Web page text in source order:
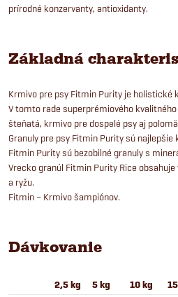
prírodné konzervanty, antioxidanty.
Základná
Krmivo pre psy Fitmin Purity je holistické
V tomto rade superprémiového
šteňatá, krmivo pre dospelé psy aj
Granuly pre psy Fitmin Purity sú
Fitmin Purity sú bezobilné granuly s
Vrecko granúl Fitmin Purity Rice
a ryžu.
Fitmin – Krmivo šampiónov.
Dávkovanie
2,5 kg 5 kg 10 kg